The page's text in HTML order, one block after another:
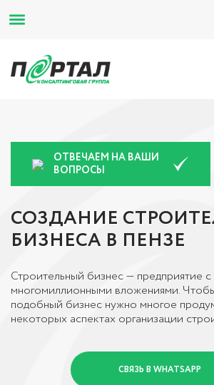
ОТВЕЧАЕМ НА ВАШИ
ВОПРОСЫ
СОЗДАНИЕ
БИЗНЕСА В ПЕНЗЕ
Строительный бизнес — предприятие с
многомиллионными вложениями.
подобный бизнес нужно многое
некоторых аспектах организации
СВЯЗЬ В WHATSAPP